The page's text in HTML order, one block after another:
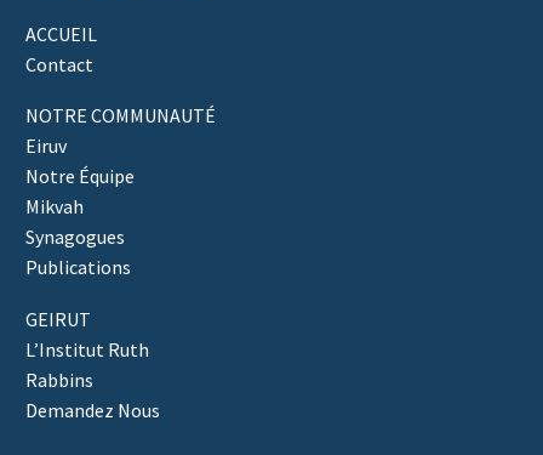
ACCUEIL
Contact
NOTRE COMMUNAUTÉ
Eiruv
Notre Équipe
Mikvah
Synagogues
Publications
GEIRUT
L’Institut Ruth
Rabbins
Demandez Nous